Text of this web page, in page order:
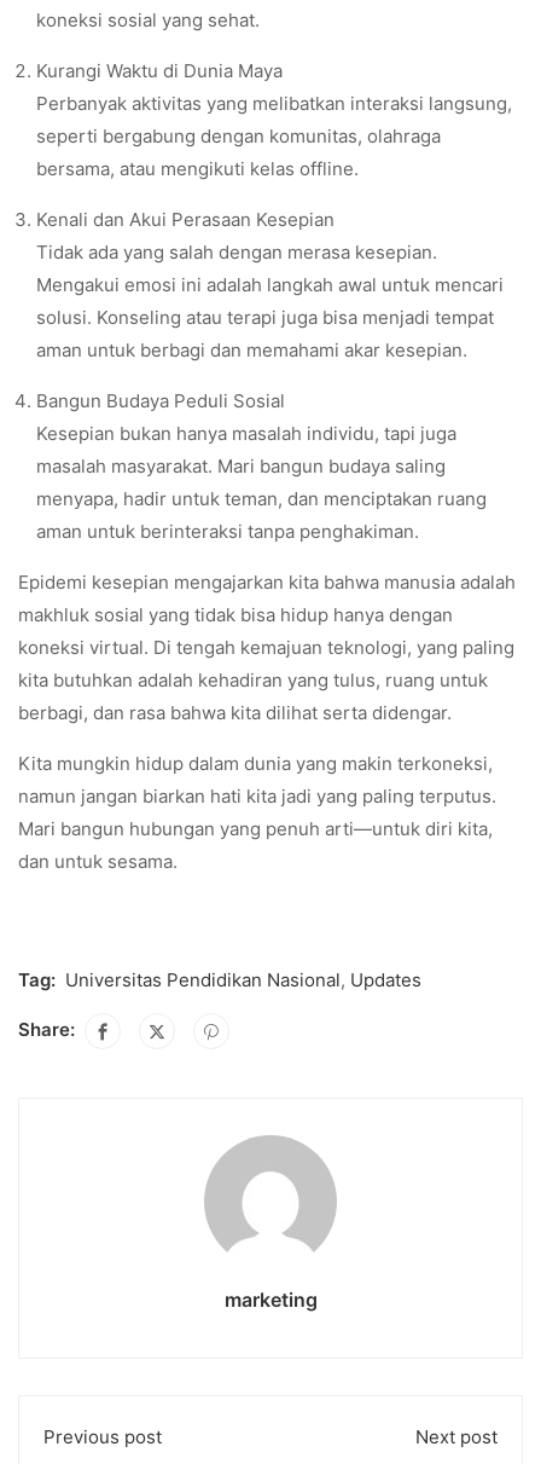
koneksi sosial yang sehat.
Kurangi Waktu di Dunia Maya
Perbanyak aktivitas yang melibatkan interaksi langsung,
seperti bergabung dengan komunitas, olahraga
bersama, atau mengikuti kelas offline.
Kenali dan Akui Perasaan Kesepian
Tidak ada yang salah dengan merasa kesepian.
Mengakui emosi ini adalah langkah awal untuk mencari
solusi. Konseling atau terapi juga bisa menjadi tempat
aman untuk berbagi dan memahami akar kesepian.
Bangun Budaya Peduli Sosial
Kesepian bukan hanya masalah individu, tapi juga
masalah masyarakat. Mari bangun budaya saling
menyapa, hadir untuk teman, dan menciptakan ruang
aman untuk berinteraksi tanpa penghakiman.
Epidemi kesepian mengajarkan kita bahwa manusia adalah
makhluk sosial yang tidak bisa hidup hanya dengan
koneksi virtual. Di tengah kemajuan teknologi, yang paling
kita butuhkan adalah kehadiran yang tulus, ruang untuk
berbagi, dan rasa bahwa kita dilihat serta didengar.
Kita mungkin hidup dalam dunia yang makin terkoneksi,
namun jangan biarkan hati kita jadi yang paling terputus.
Mari bangun hubungan yang penuh arti—untuk diri kita,
dan untuk sesama.
Tag: Universitas Pendidikan Nasional, Updates
Share:
marketing
Previous post Next post